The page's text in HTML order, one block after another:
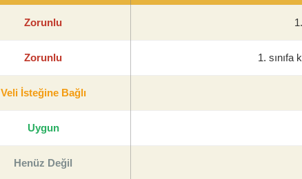
Zorunlu
Zorunlu 1. sınıfa
Veli İsteğine Bağlı
Uygun
Henüz Değil